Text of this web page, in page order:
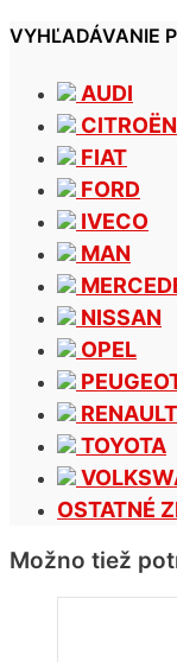
VYHĽADÁVANIE
AUDI
CITROËN
FIAT
FORD
IVECO
MAN
NISSAN
OPEL
RENAULT
TOYOTA
OSTATNÉ
Možno tiež